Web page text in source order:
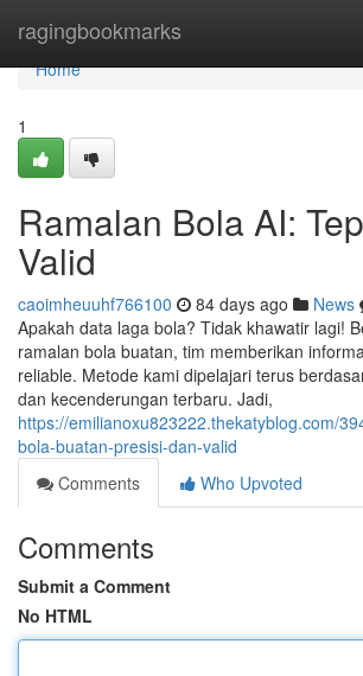
ragingbookmarks
Home
Home
1
Ramalan Bola AI:
Valid
caoimheuuhf766100 84 days ago News
Apakah data laga bola? Tidak khawatir lagi!
ramalan bola buatan, tim memberikan
reliable. Metode kami dipelajari terus
dan kecenderungan terbaru. Jadi,
https://emilianoxu823222.thekatyblog.com/
bola-buatan-presisi-dan-valid
Comments
Who Upvoted
Comments
Submit a Comment
No HTML